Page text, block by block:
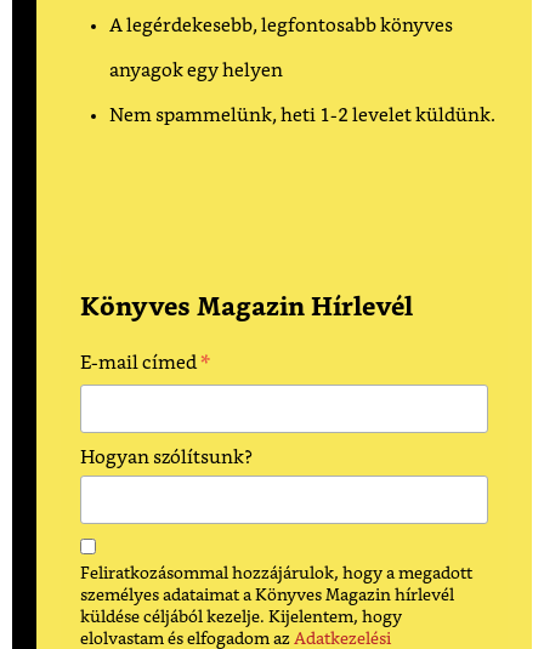
A legérdekesebb, legfontosabb könyves
anyagok egy helyen
Nem spammelünk, heti 1-2 levelet küldünk.
Könyves Magazin Hírlevél
E-mail címed *
Hogyan szólítsunk?
Feliratkozásommal hozzájárulok, hogy a megadott
személyes adataimat a Könyves Magazin hírlevél
küldése céljából kezelje. Kijelentem, hogy
elolvastam és elfogadom az Adatkezelési